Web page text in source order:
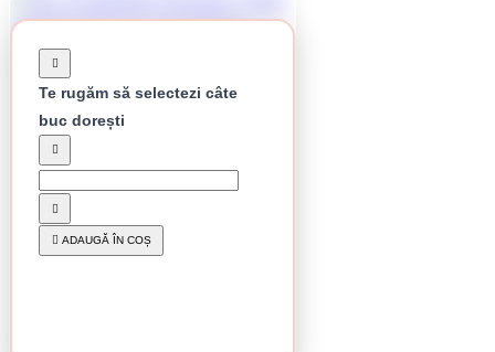
Disc de debitare Klingspor, Edge Special, 115
x 1,2 x 22,23 mm
10.27 lei / buc
Te rugăm să selectezi câte
buc dorești
ADAUGĂ ÎN COȘ